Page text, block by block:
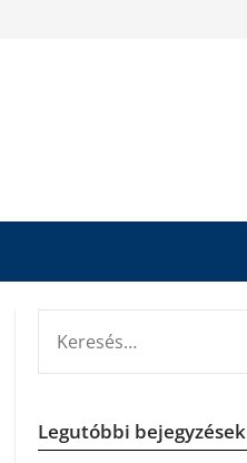
Legutóbbi bejegyzések